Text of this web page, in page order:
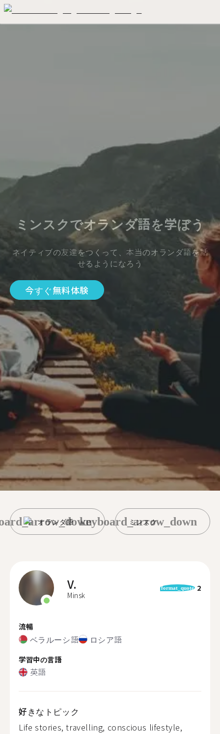
ミンスクでオランダ語を学ぼう
ネイティブの友達をつくって、本当のオランダ語を話
せるようになろう
今すぐ無料体験
オランダ語 ミンスク
keyboard_arrow_down
V.
Minsk
format_quote 2
流暢
ベラルーシ語 ロシア語
学習中の言語
英語
好きなトピック
Life stories, travelling, conscious lifestyle,